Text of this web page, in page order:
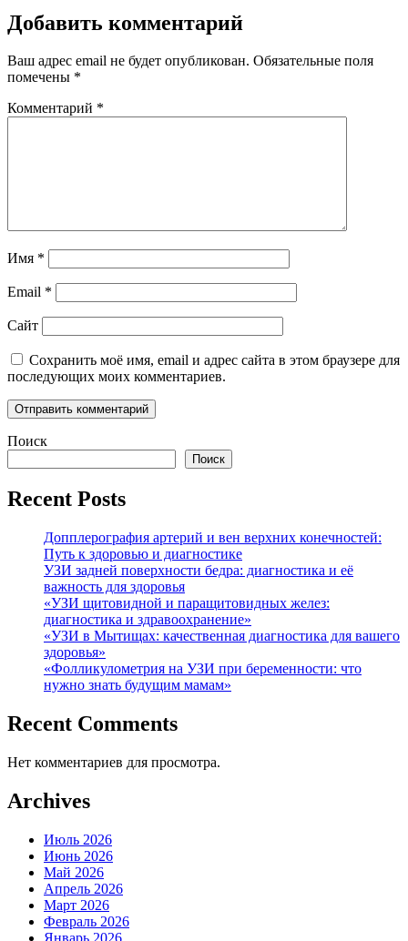
Добавить комментарий
Ваш адрес email не будет опубликован. Обязательные поля
помечены *
Комментарий *
Имя *
Email *
Сайт
Сохранить моё имя, email и адрес сайта в этом браузере для
последующих моих комментариев.
Поиск
Поиск
Recent Posts
Допплерография артерий и вен верхних конечностей:
Путь к здоровью и диагностике
УЗИ задней поверхности бедра: диагностика и её
важность для здоровья
«УЗИ щитовидной и паращитовидных желез:
диагностика и здравоохранение»
«УЗИ в Мытищах: качественная диагностика для вашего
здоровья»
«Фолликулометрия на УЗИ при беременности: что
нужно знать будущим мамам»
Recent Comments
Нет комментариев для просмотра.
Archives
Июль 2026
Июнь 2026
Май 2026
Апрель 2026
Март 2026
Февраль 2026
Январь 2026